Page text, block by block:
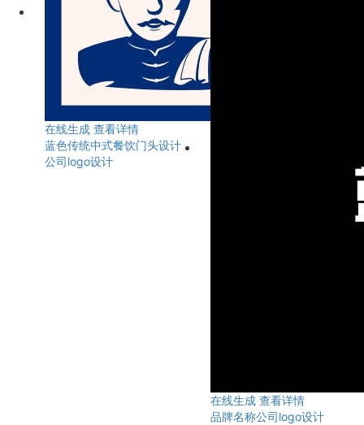
在线生成 查看详情
蓝色传统中式餐饮门头设计
公司logo设计
在线生成 查看详情
品牌名称公司logo设计